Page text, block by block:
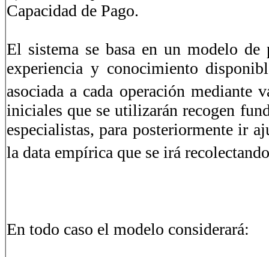
Capacidad de Pago.
El sistema se basa en un modelo
experiencia y conocimiento
asociada a cada operación mediante
iniciales que se utilizarán recogen
especialistas, para posteriormente ir
la data empírica que se irá recolectando
En todo caso el modelo considerará: